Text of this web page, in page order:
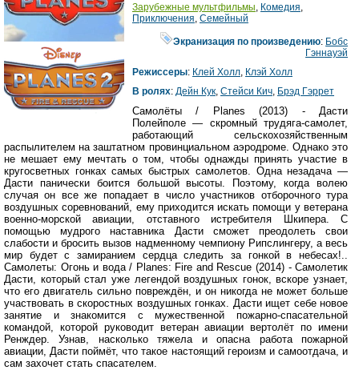
Зарубежные мультфильмы, Комедия,
Приключения, Семейный
Экранизация по произведению: Бобс
Гэннауэй
Режиссеры: Клей Холл, Клэй Холл
В ролях: Дейн Кук, Стейси Кич, Брэд Гэррет
Самолёты / Planes (2013) - Дасти
Полейполе — скромный трудяга-самолет,
работающий сельскохозяйственным
распылителем на заштатном провинциальном аэродроме. Однако это
не мешает ему мечтать о том, чтобы однажды принять участие в
кругосветных гонках самых быстрых самолетов. Одна незадача —
Дасти панически боится большой высоты. Поэтому, когда волею
случая он все же попадает в число участников отборочного тура
воздушных соревнований, ему приходится искать помощи у ветерана
военно-морской авиации, отставного истребителя Шкипера. С
помощью мудрого наставника Дасти сможет преодолеть свои
слабости и бросить вызов надменному чемпиону Рипслингеру, а весь
мир будет с замиранием сердца следить за гонкой в небесах!..
Самолеты: Огонь и вода / Planes: Fire and Rescue (2014) - Самолетик
Дасти, который стал уже легендой воздушных гонок, вскоре узнает,
что его двигатель сильно повреждён, и он никогда не может больше
участвовать в скоростных воздушных гонках. Дасти ищет себе новое
занятие и знакомится с мужественной пожарно-спасательной
командой, которой руководит ветеран авиации вертолёт по имени
Ренждер. Узнав, насколько тяжела и опасна работа пожарной
авиации, Дасти поймёт, что такое настоящий героизм и самоотдача, и
сам захочет стать спасателем.